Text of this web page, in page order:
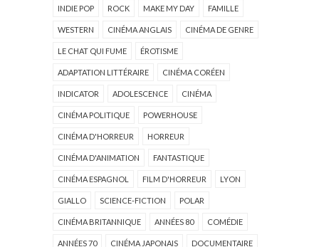
INDIE POP ROCK MAKE MY DAY FAMILLE
WESTERN CINÉMA ANGLAIS CINÉMA DE GENRE
LE CHAT QUI FUME ÉROTISME
ADAPTATION LITTÉRAIRE CINÉMA CORÉEN
INDICATOR ADOLESCENCE CINÉMA
CINÉMA POLITIQUE POWERHOUSE
CINÉMA D'HORREUR HORREUR
CINÉMA D'ANIMATION FANTASTIQUE
CINÉMA ESPAGNOL FILM D'HORREUR LYON
GIALLO SCIENCE-FICTION POLAR
CINÉMA BRITANNIQUE ANNÉES 80 COMÉDIE
ANNÉES 70 CINÉMA JAPONAIS DOCUMENTAIRE